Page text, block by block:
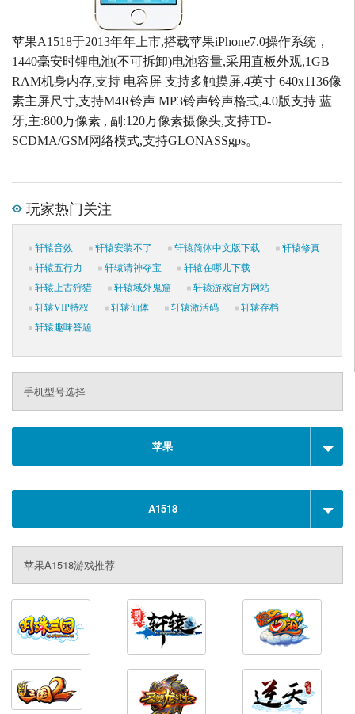
苹果A1518于2013年年上市,搭载苹果iPhone7.0操作系统，
1440毫安时锂电池(不可拆卸)电池容量,采用直板外观,1GB
RAM机身内存,支持 电容屏 支持多触摸屏,4英寸 640x1136像
素主屏尺寸,支持M4R铃声 MP3铃声铃声格式,4.0版支持 蓝
牙,主:800万像素 , 副:120万像素摄像头,支持TD-
SCDMA/GSM网络模式,支持GLONASSgps。
玩家热门关注
轩辕音效 轩辕安装不了 轩辕简体中文版下载
轩辕修真
轩辕五行力
轩辕请神夺宝
轩辕在哪儿下载
轩辕上古狩猎
轩辕域外鬼窟
轩辕游戏官方网站
轩辕VIP特权
轩辕仙体 轩辕激活码
轩辕存档
轩辕趣味答题
手机型号选择
苹果
A1518
苹果A1518游戏推荐